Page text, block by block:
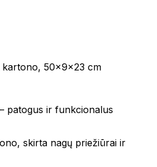
kartono, 50x9x23 cm
patogus ir funkcionalus
skirta nagų priežiūrai ir